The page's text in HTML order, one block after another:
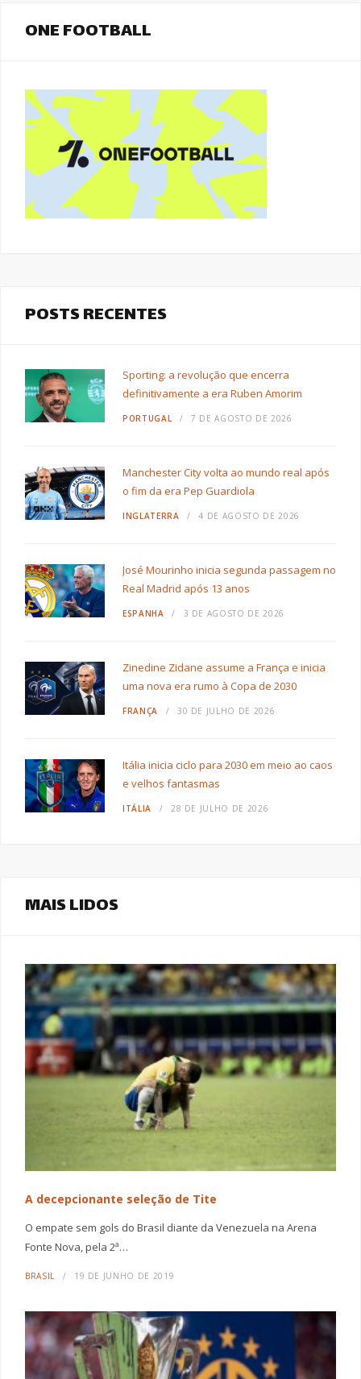
ONE FOOTBALL
POSTS RECENTES
Sporting: a revolução que encerra
definitivamente a era Ruben Amorim
PORTUGAL 7 DE AGOSTO DE 2026
Manchester City volta ao mundo real após
o fim da era Pep Guardiola
INGLATERRA 4 DE AGOSTO DE 2026
José Mourinho inicia segunda passagem no
Real Madrid após 13 anos
ESPANHA 3 DE AGOSTO DE 2026
Zinedine Zidane assume a França e inicia
uma nova era rumo à Copa de 2030
FRANÇA 30 DE JULHO DE 2026
Itália inicia ciclo para 2030 em meio ao caos
e velhos fantasmas
ITÁLIA 28 DE JULHO DE 2026
MAIS LIDOS
A decepcionante seleção de Tite
O empate sem gols do Brasil diante da Venezuela na Arena
Fonte Nova, pela 2ª…
BRASIL 19 DE JUNHO DE 2019